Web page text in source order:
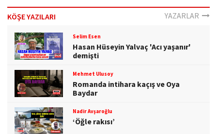
KÖŞE YAZILARI YAZARLAR
Selim Esen
Hasan Hüseyin Yalvaç 'Acı yaşanır'
demişti
Mehmet Ulusoy
Romanda intihara kaçış ve Oya
Baydar
Nadir Avşaroğlu
‘Öğle rakısı’